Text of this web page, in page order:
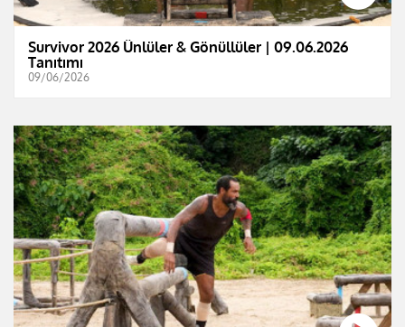
Survivor 2026 Ünlüler & Gönüllüler | 09.06.2026
Tanıtımı
09/06/2026